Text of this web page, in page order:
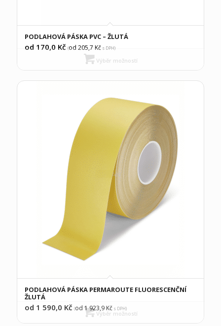
PODLAHOVÁ PÁSKA PVC – ŽLUTÁ
od 170,0 Kč (od 205,7 Kčs DPH)
Výběr možností
PODLAHOVÁ PÁSKA PERMAROUTE FLUORESCENČNÍ
ŽLUTÁ
od 1 590,0 Kč (od 1 923,9Kč s DPH)
Výběr možností